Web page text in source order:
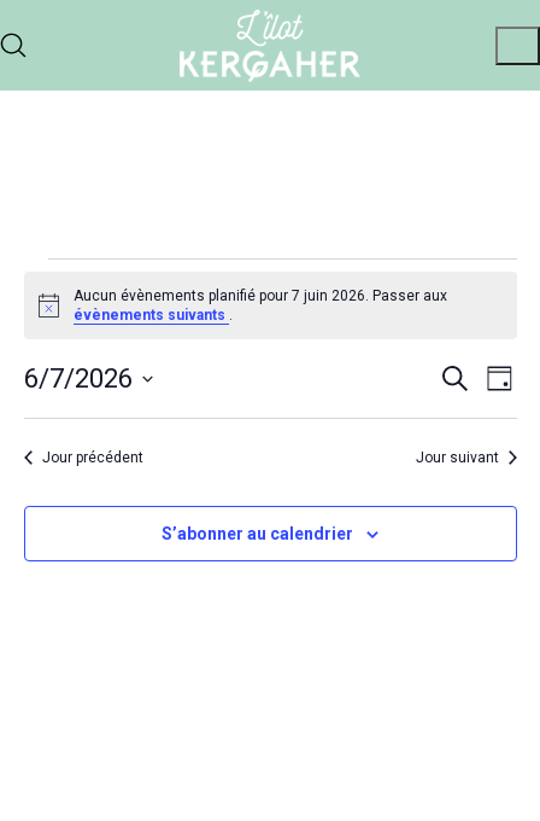
Évènements
for
7
juin
2026
Notice
Aucun évènements planifié pour 7 juin 2026. Passer aux
évènements suivants .
et
Recherche
de
Jour
6/7/2026
Sélectionnez
uneJour précédent Jour suivant
S’abonner au calendrier